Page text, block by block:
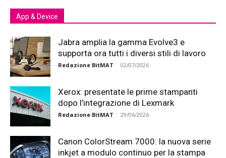
App & Device
Jabra amplia la gamma Evolve3 e
supporta ora tutti i diversi stili di lavoro
Redazione BitMAT - 02/07/2026
Xerox: presentate le prime stampanti
dopo l’integrazione di Lexmark
Redazione BitMAT - 29/06/2026
Canon ColorStream 7000: la nuova serie
inkjet a modulo continuo per la stampa